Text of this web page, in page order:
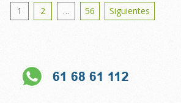
Posts
1 2 … 56 Siguientes